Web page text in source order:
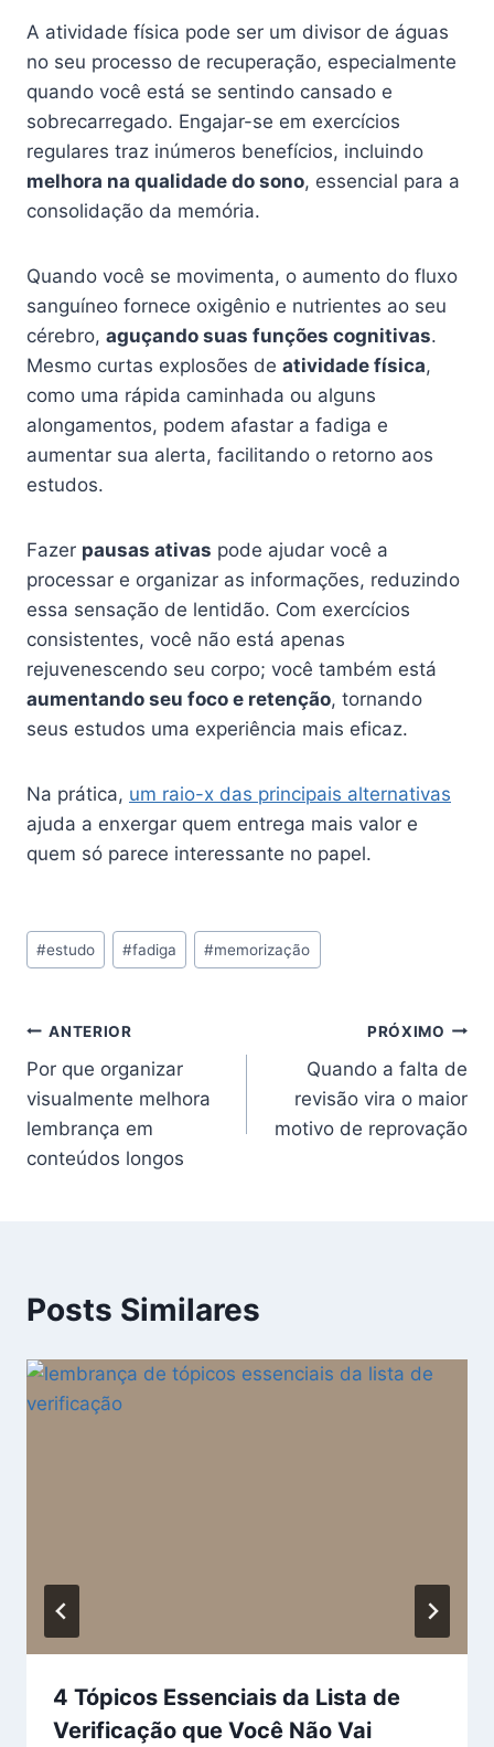
A atividade física pode ser um divisor de águas
no seu processo de recuperação, especialmente
quando você está se sentindo cansado e
sobrecarregado. Engajar-se em exercícios
regulares traz inúmeros benefícios, incluindo
melhora na qualidade do sono, essencial para a
consolidação da memória.
Quando você se movimenta, o aumento do fluxo
sanguíneo fornece oxigênio e nutrientes ao seu
cérebro, aguçando suas funções cognitivas.
Mesmo curtas explosões de atividade física,
como uma rápida caminhada ou alguns
alongamentos, podem afastar a fadiga e
aumentar sua alerta, facilitando o retorno aos
estudos.
Fazer pausas ativas pode ajudar você a
processar e organizar as informações, reduzindo
essa sensação de lentidão. Com exercícios
consistentes, você não está apenas
rejuvenescendo seu corpo; você também está
aumentando seu foco e retenção, tornando
seus estudos uma experiência mais eficaz.
Na prática, um raio-x das principais alternativas
ajuda a enxergar quem entrega mais valor e
quem só parece interessante no papel.
Tags
do
#estudo #fadiga #memorização
Navegação
de
Post
ANTERIOR
Por que organizar
visualmente melhora
lembrança em
conteúdos longos
PRÓXIMO
Quando a falta de
revisão vira o maior
motivo de reprovação
Posts Similares
4 Tópicos Essenciais da Lista de
Verificação que Você Não Vai